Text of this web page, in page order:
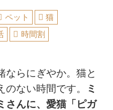
ペット
猫
時間割
ならにぎやか。猫と
ない時間です。
ミ
さんに、愛猫「ピガ